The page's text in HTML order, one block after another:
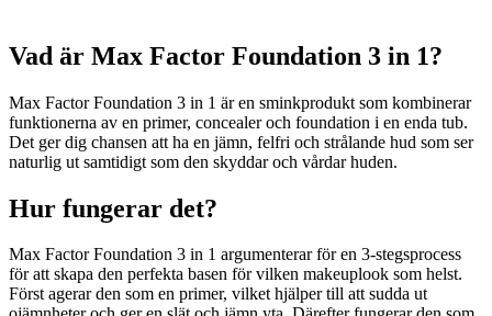
Vad är Max Factor Foundation 3 in 1?
Max Factor Foundation 3 in 1 är en sminkprodukt som kombinerar
funktionerna av en primer, concealer och foundation i en enda tub.
Det ger dig chansen att ha en jämn, felfri och strålande hud som ser
naturlig ut samtidigt som den skyddar och vårdar huden.
Hur fungerar det?
Max Factor Foundation 3 in 1 argumenterar för en 3-stegsprocess
för att skapa den perfekta basen för vilken makeuplook som helst.
Först agerar den som en primer, vilket hjälper till att sudda ut